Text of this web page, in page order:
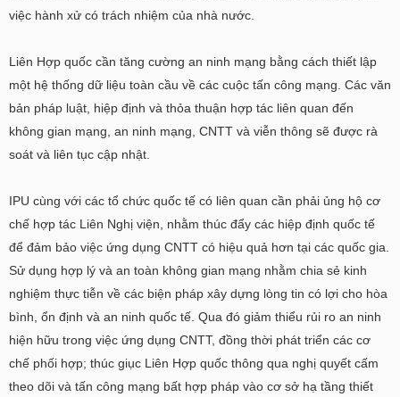
việc hành xử có trách nhiệm của nhà nước.
Liên Hợp quốc cần tăng cường an ninh mạng bằng cách thiết lập
một hệ thống dữ liệu toàn cầu về các cuộc tấn công mạng. Các văn
bản pháp luật, hiệp định và thỏa thuận hợp tác liên quan đến
không gian mạng, an ninh mạng, CNTT và viễn thông sẽ được rà
soát và liên tục cập nhật.
IPU cùng với các tổ chức quốc tế có liên quan cần phải ủng hộ cơ
chế hợp tác Liên Nghị viện, nhằm thúc đẩy các hiệp định quốc tế
để đảm bảo việc ứng dụng CNTT có hiệu quả hơn tại các quốc gia.
Sử dụng hợp lý và an toàn không gian mạng nhằm chia sẻ kinh
nghiệm thực tiễn về các biện pháp xây dựng lòng tin có lợi cho hòa
bình, ổn định và an ninh quốc tế. Qua đó giảm thiểu rủi ro an ninh
hiện hữu trong việc ứng dụng CNTT, đồng thời phát triển các cơ
chế phối hợp; thúc giục Liên Hợp quốc thông qua nghị quyết cấm
theo dõi và tấn công mạng bất hợp pháp vào cơ sở hạ tầng thiết